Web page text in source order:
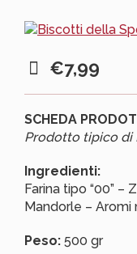
€7,99
SCHEDA
Prodotto tipico di
Ingredienti:
Farina tipo “00” –
Mandorle – Aromi
Peso: 500 gr